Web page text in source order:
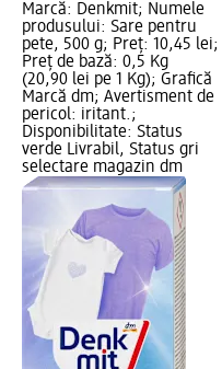
Marcă: Denkmit; Numele
produsului: Sare pentru
pete, 500 g; Preț: 10,45 lei;
Preț de bază: 0,5 Kg
(20,90 lei pe 1 Kg); Grafică
Marcă dm; Avertisment de
pericol: iritant.;
Disponibilitate: Status
verde Livrabil, Status gri
selectare magazin dm